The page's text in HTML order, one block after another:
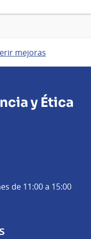
mejoras
y Ética
de 11:00 a 15:00